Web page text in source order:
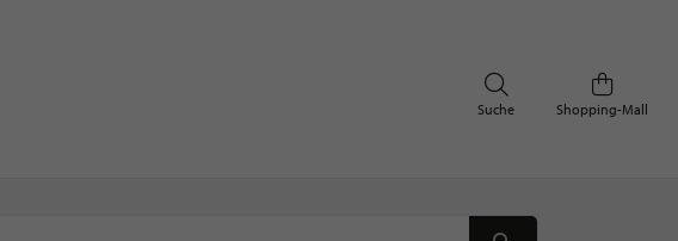
Shopping-Mall
Suche